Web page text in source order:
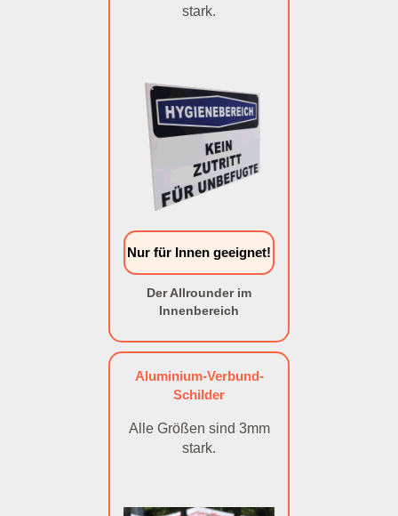
stark.
Nur für Innen geeignet!
Der Allrounder im
Innenbereich
Aluminium-Verbund-
Schilder
Alle Größen sind 3mm
stark.